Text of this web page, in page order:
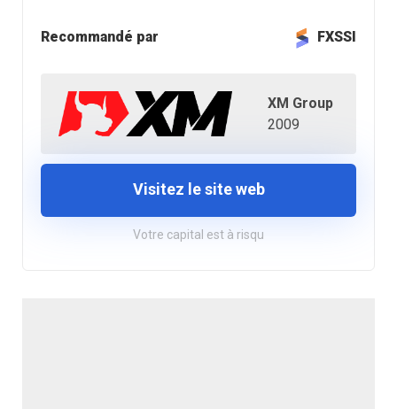
Recommandé par FXSSI
XM Group
2009
Visitez le site web
Votre capital est à risqu